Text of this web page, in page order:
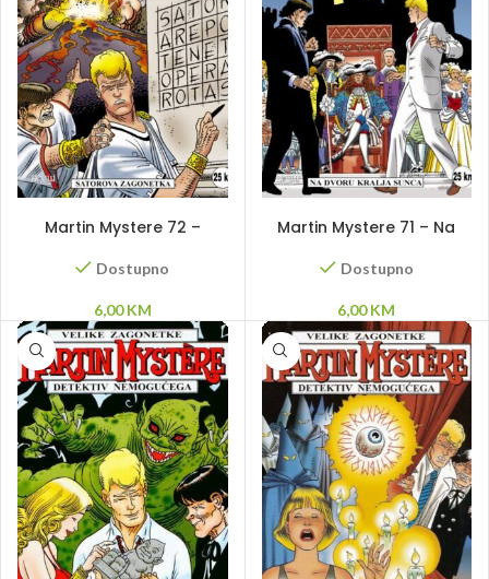
Martin Mystere 72 –
Satorova zagonetka
Dostupno
6,00KM
Martin Mystere 71 – Na
dvoru kralja sunca
Dostupno
6,00KM